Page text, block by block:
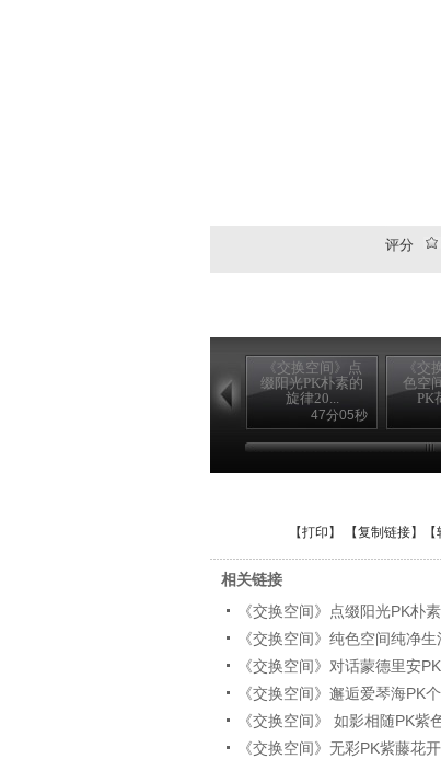
评分
《交换空间》点
缀阳光PK朴素的
旋律20...
47分05秒
《交
色空
PK
【打印 】 【复制链接】【
相关链接
《交换空间》点缀阳光PK朴
《交换空间》纯色空间纯净
《交换空间》对话蒙德里安
《交换空间》邂逅爱琴海PK
《交换空间》 如影相随PK紫
《交换空间》无彩PK紫藤花